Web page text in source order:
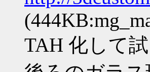
TAH 化して